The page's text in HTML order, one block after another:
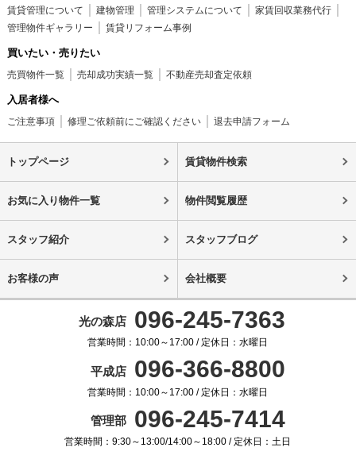
賃貸管理について 建物管理 管理システムについて
家賃回収業務代行
管理物件ギャラリー
賃貸リフォーム事例
買いたい・売りたい
売買物件一覧 売却成功実績一覧 不動産売却査定依頼
入居者様へ
ご注意事項 修理ご依頼前にご確認ください 退去申請フォーム
トップページ 賃貸物件検索
お気に入り物件一覧 物件閲覧履歴
スタッフ紹介 スタッフブログ
お客様の声 会社概要
光の森店 096-245-7363
営業時間：10:00～17:00 / 定休日：水曜日
平成店 096-366-8800
営業時間：10:00～17:00 / 定休日：水曜日
管理部 096-245-7414
営業時間：9:30～13:00/14:00～18:00 / 定休日：土日